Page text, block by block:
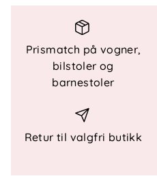
passer godt inn i en
Teknisk informasjon
Produkttype: Genser
Passform: Løs
Prismatch på vogner,
bilstoler og
barnestoler
Retur til valgfri butikk